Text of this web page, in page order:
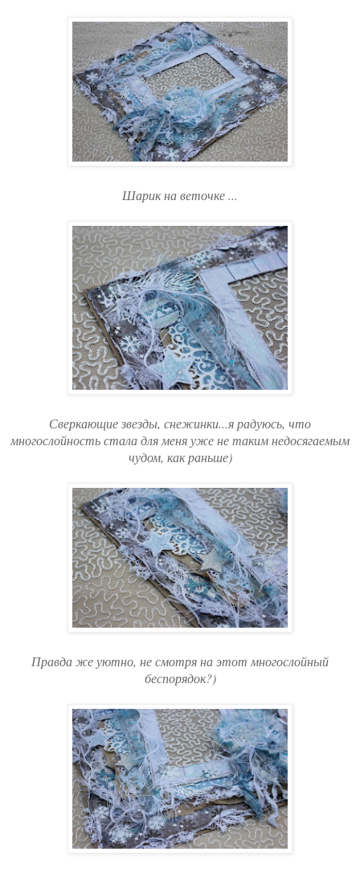
Шарик на веточке ...
Сверкающие звезды, снежинки...я радуюсь, что
многослойность стала для меня уже не таким недосягаемым
чудом, как раньше)
Правда же уютно, не смотря на этот многослойный
беспорядок?)